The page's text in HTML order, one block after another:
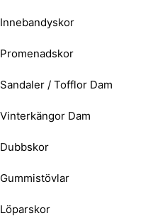
Innebandyskor
Promenadskor
Sandaler / Tofflor Dam
Vinterkängor Dam
Dubbskor
Gummistövlar
Löparskor